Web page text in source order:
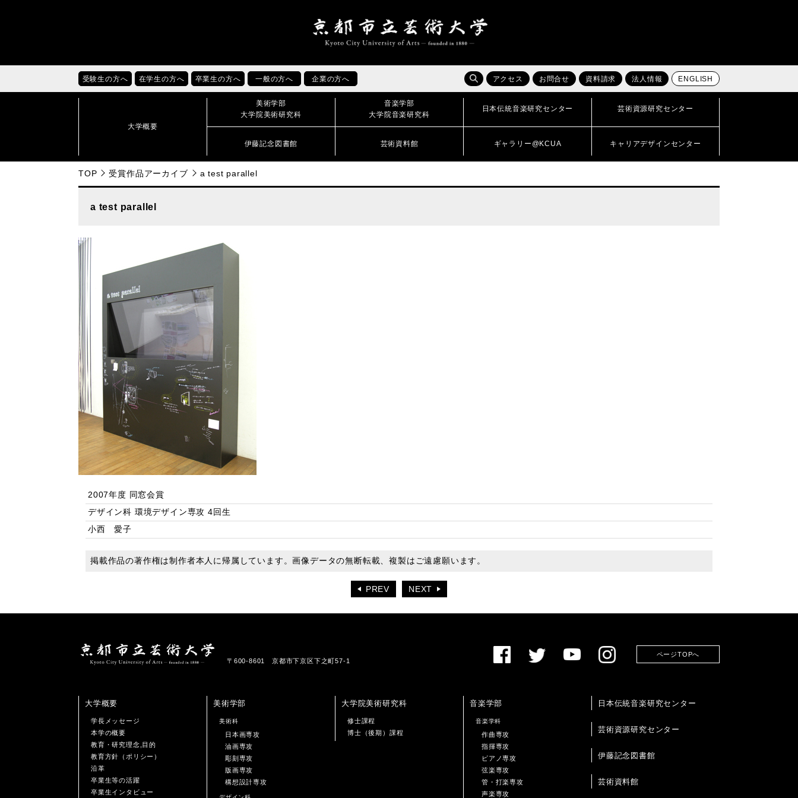
受験生の方へ 在学生の方へ 卒業生の方へ 一般の方へ 企業の方へ アクセス お問合せ 資料請求 法人情報 ENGLISH
大学概要
美術学部
大学院美術研究科
音楽学部
大学院音楽研究科
日本伝統音楽研究センター 芸術資源研究センター
伊藤記念図書館 芸術資料館 ギャラリー@KCUA キャリアデザインセンター
TOP 受賞作品アーカイブ a test parallel
a test parallel
2007年度 同窓会賞
デザイン科 環境デザイン専攻 4回生
小西 愛子
掲載作品の著作権は制作者本人に帰属しています。画像データの無断転載、複製はご遠慮願います。
PREV NEXT
〒600-8601 京都市下京区下之町57-1
ページTOPへ
大学概要
学長メッセージ
本学の概要
教育・研究理念,目的
教育方針（ポリシー）
沿革
卒業生等の活躍
卒業生インタビュー
美術学部
美術科
日本画専攻
油画専攻
彫刻専攻
版画専攻
構想設計専攻
大学院美術研究科
修士課程
博士（後期）課程
音楽学部
音楽学科
作曲専攻
指揮専攻
ピアノ専攻
弦楽専攻
管・打楽専攻
声楽専攻
日本伝統音楽研究センター
芸術資源研究センター
伊藤記念図書館
芸術資料館